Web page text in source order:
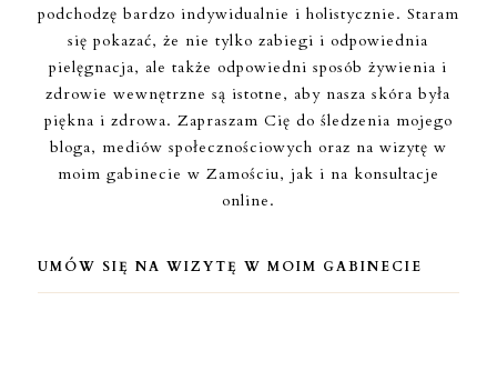
podchodzę bardzo indywidualnie i holistycznie. Staram
się pokazać, że nie tylko zabiegi i odpowiednia
pielęgnacja, ale także odpowiedni sposób żywienia i
zdrowie wewnętrzne są istotne, aby nasza skóra była
piękna i zdrowa. Zapraszam Cię do śledzenia mojego
bloga, mediów społecznościowych oraz na wizytę w
moim gabinecie w Zamościu, jak i na konsultacje
online.
UMÓW SIĘ NA WIZYTĘ W MOIM GABINECIE